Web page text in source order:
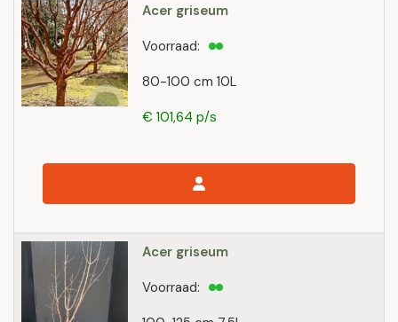
Acer griseum
80-100 cm 10L
Voorraad:
€ 101,64 p/s
Acer griseum
Voorraad: